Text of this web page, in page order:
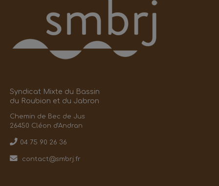
Syndicat Mixte du Bassin
du Roubion et du Jabron
Chemin de Bec de Jus
26450 Cléon d'Andran
04 75 90 26 36
contact@smbrj.fr